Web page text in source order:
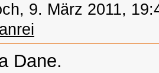
9. März 2011,
Dane.